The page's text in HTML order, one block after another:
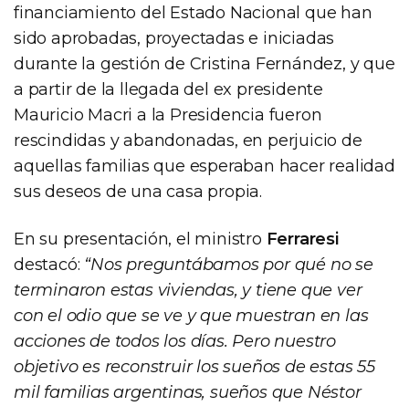
financiamiento del Estado Nacional que han
sido aprobadas, proyectadas e iniciadas
durante la gestión de Cristina Fernández, y que
a partir de la llegada del ex presidente
Mauricio Macri a la Presidencia fueron
rescindidas y abandonadas, en perjuicio de
aquellas familias que esperaban hacer realidad
sus deseos de una casa propia.
En su presentación, el ministro Ferraresi
destacó: “Nos preguntábamos por qué no se
terminaron estas viviendas, y tiene que ver
con el odio que se ve y que muestran en las
acciones de todos los días. Pero nuestro
objetivo es reconstruir los sueños de estas 55
mil familias argentinas, sueños que Néstor